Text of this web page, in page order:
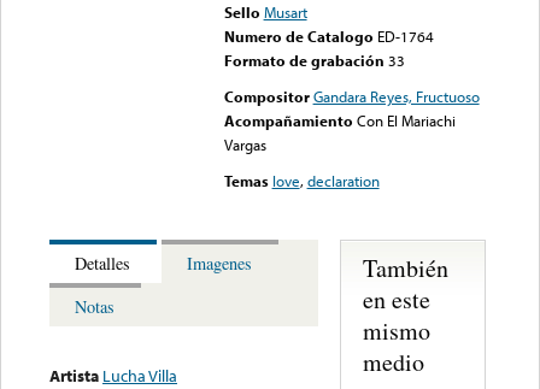
Sello Musart
Numero de Catalogo ED-1764
Formato de grabación 33
Compositor Gandara Reyes, Fructuoso
Acompañamiento Con El Mariachi
Vargas
Temas love,declaration
Detalles
Imagenes
Notas
Artista Lucha Villa
También
en este
mismo
medio